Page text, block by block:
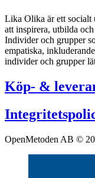
Lika Olika är ett socialt
att inspirera, utbilda
Individer och grupper
empatiska,
individer och grupper
Köp- &
OpenMetoden AB ©